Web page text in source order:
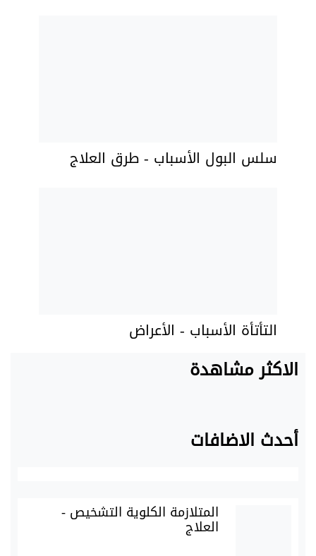
سلس البول الأسباب - طرق العلاج
التأتأة الأسباب - الأعراض
الاكثر مشاهدة
أحدث الاضافات
المتلازمة الكلوية التشخيص -
العلاج